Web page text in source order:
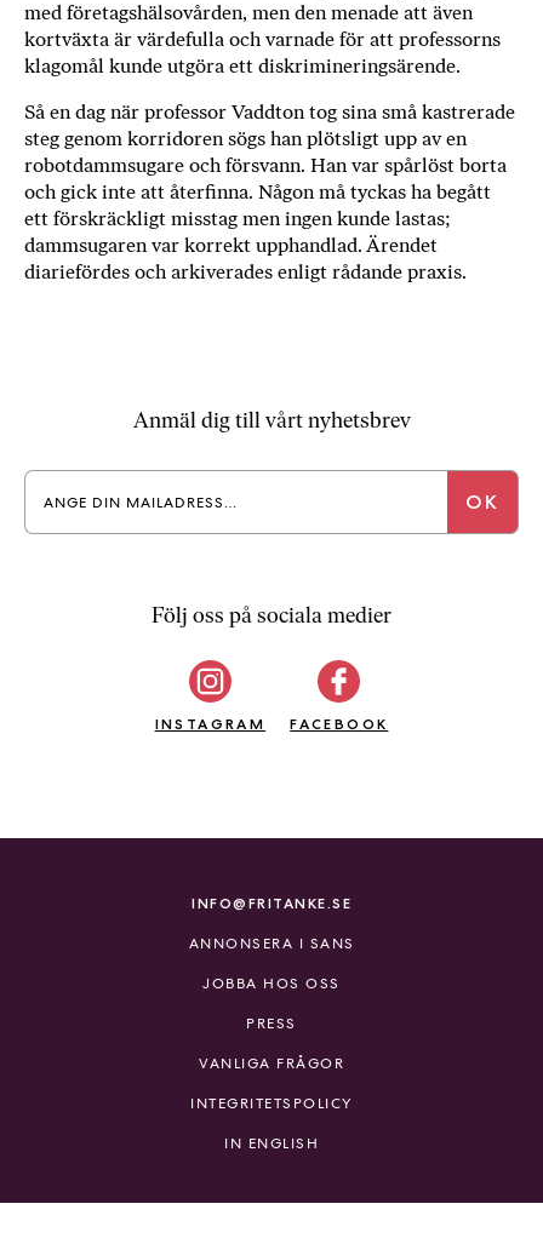
med företagshälsovården, men den menade att även
kortväxta är värdefulla och varnade för att professorns
klagomål kunde utgöra ett diskrimineringsärende.
Så en dag när professor Vaddton tog sina små kastrerade
steg genom korridoren sögs han plötsligt upp av en
robotdammsugare och försvann. Han var spårlöst borta
och gick inte att återfinna. Någon må tyckas ha begått
ett förskräckligt misstag men ingen kunde lastas;
dammsugaren var korrekt upphandlad. Ärendet
diariefördes och arkiverades enligt rådande praxis.
Anmäl dig till vårt nyhetsbrev
Följ oss på sociala medier
INSTAGRAM FACEBOOK
INFO@FRITANKE.SE
ANNONSERA I SANS
JOBBA HOS OSS
PRESS
VANLIGA FRÅGOR
INTEGRITETSPOLICY
IN ENGLISH